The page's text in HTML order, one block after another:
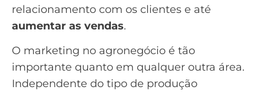
relacionamento com os clientes e até
aumentar as vendas.
O marketing no agronegócio é tão
importante quanto em qualquer outra área.
Independente do tipo de produção